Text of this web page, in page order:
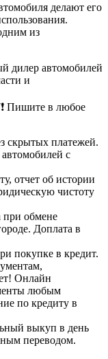
делают его
из
дилер автомобилей
и
Пишите в любое
скрытых платежей.
с
отчет об истории
чистоту
обмене
Доплата в
покупке в кредит.
Онлайн
любым
по кредиту в
выкуп в день
переводом.